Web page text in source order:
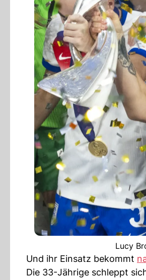
Lucy
Und ihr Einsatz bekommt
Die 33-Jährige schleppt